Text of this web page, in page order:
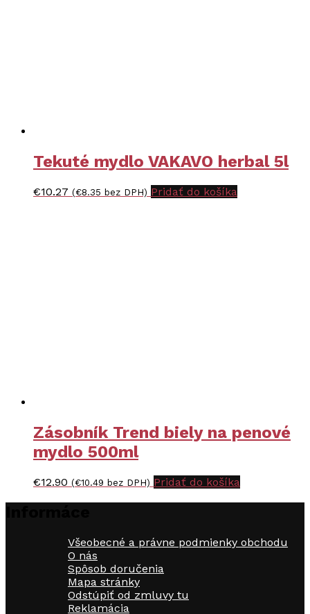
Tekuté mydlo VAKAVO herbal 5l
€10.27 (€8.35 bez DPH) Pridať do košíka
Zásobník Trend biely na penové
mydlo 500ml
€12.90 (€10.49 bez DPH) Pridať do košíka
Všeobecné a právne podmienky obchodu
O nás
Spôsob doručenia
Mapa stránky
Odstúpiť od zmluvy tu
Reklamácia